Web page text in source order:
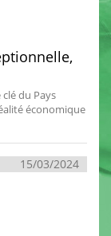
clé du Pays
économique
15/03/2024